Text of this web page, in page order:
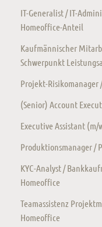
IT-Generalist / IT-
Homeoffice-Anteil
Kaufmännischer
Schwerpunkt
Projekt-
(Senior) Account
Executive Assistant (m/
Produktionsmanager /
KYC-Analyst /
Homeoffice
Teamassistenz
Homeoffice